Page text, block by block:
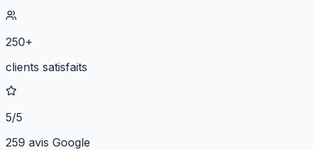
250+
clients satisfaits
5/5
259 avis Google